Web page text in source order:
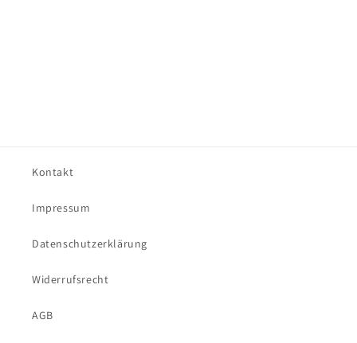
Kontakt
Impressum
Datenschutzerklärung
Widerrufsrecht
AGB